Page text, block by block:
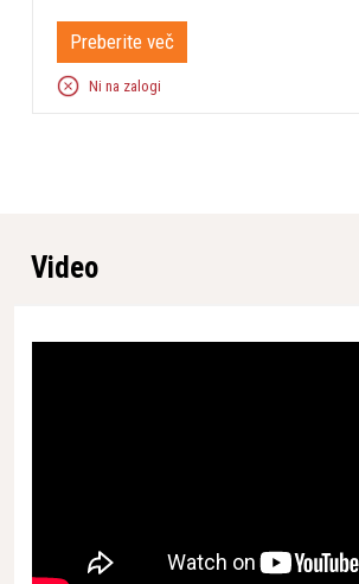
slikovnem kot tekstovnem delu in zanje
odgovornosti.
Širina embalaže
Preberite več
Ni na zalogi
Video